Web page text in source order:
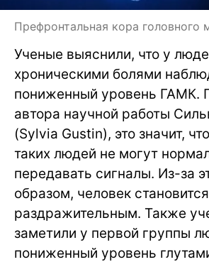
Префронтальная кора головного
Ученые выяснили, что у
хроническими болями
пониженный уровень ГАМК.
автора научной работы
(Sylvia Gustin), это значит,
таких людей не могут
передавать сигналы. Из-за
образом, человек становится
раздражительным. Также
заметили у первой группы
пониженный уровень